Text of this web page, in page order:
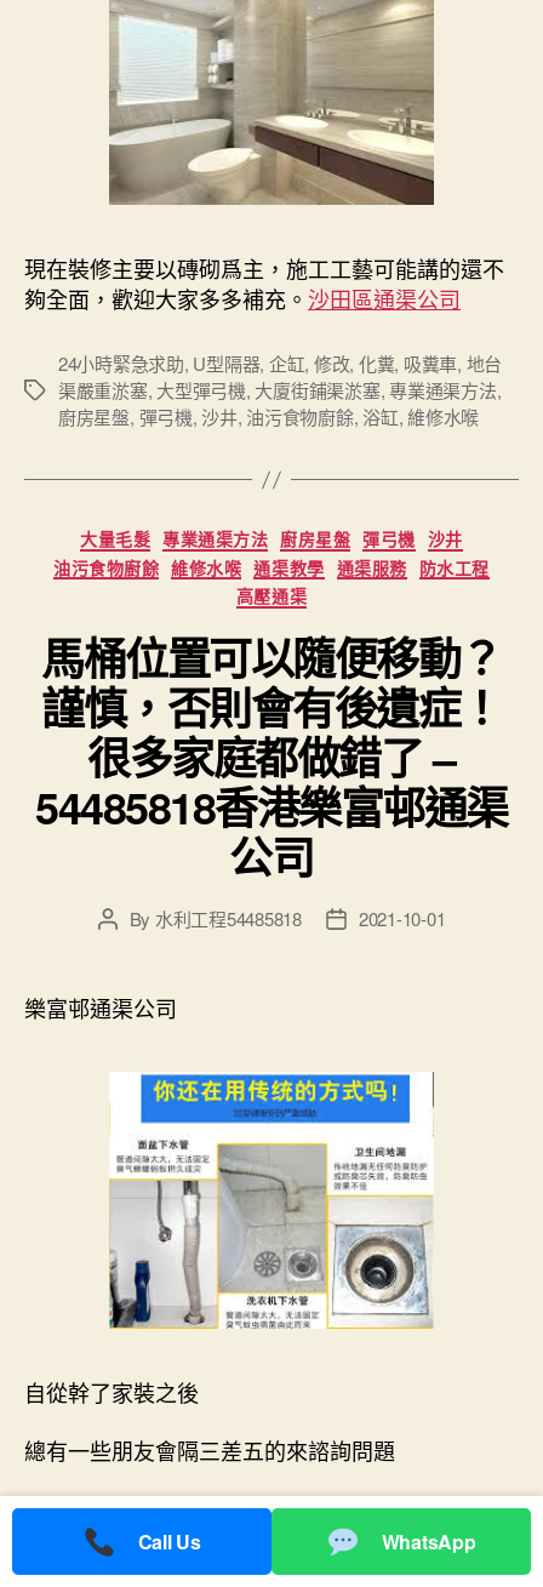
現在裝修主要以磚砌爲主，施工工藝可能講的還不
夠全面，歡迎大家多多補充。 沙田區通渠公司
Tags
24小時緊急求助, U型隔器, 企缸, 修改, 化糞, 吸糞車, 地台
渠嚴重淤塞, 大型彈弓機, 大廈街鋪渠淤塞,專業通渠方法,
廚房星盤, 彈弓機,沙井, 油污食物廚餘, 浴缸,維修水喉
Categories
大量毛髮 專業通渠方法 廚房星盤 彈弓機 沙井
油污食物廚餘 維修水喉 通渠教學 通渠服務 防水工程
高壓通渠
馬桶位置可以隨便移動？
謹慎，否則會有後遺症！
很多家庭都做錯了 –
54485818香港樂富邨通渠
公司
PostBy 水利工程54485818
Post2021-10-01
樂富邨通渠公司
自從幹了家裝之後
總有一些朋友會隔三差五的來諮詢問題
小編自然要端起老學究的架勢一一解答
最近問的最多的就是
Call Us WhatsApp